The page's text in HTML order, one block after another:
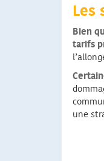
Les
Bien
tarifs
une